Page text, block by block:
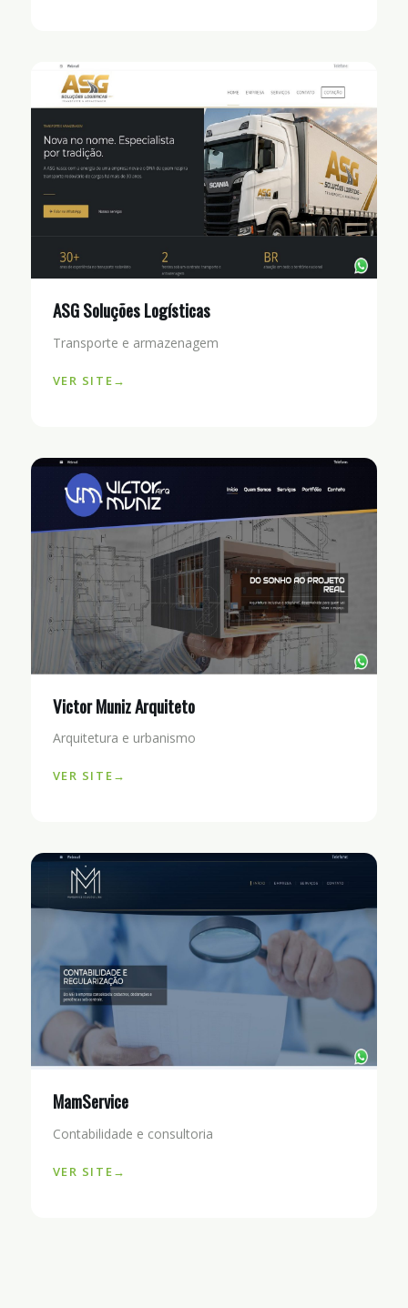
ASG Soluções Logísticas
Transporte e armazenagem
VER SITE
Victor Muniz Arquiteto
Arquitetura e urbanismo
VER SITE
MamService
Contabilidade e consultoria
VER SITE